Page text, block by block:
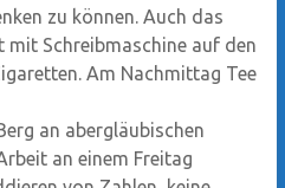
zu können. Auch das
mit Schreibmaschine auf den
Am Nachmittag Tee
an abergläubischen
an einem Freitag